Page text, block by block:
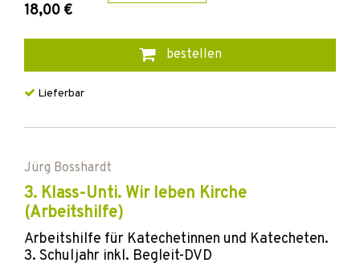
18,00 €
bestellen
Lieferbar
Jürg Bosshardt
3. Klass-Unti. Wir leben Kirche
(Arbeitshilfe)
Arbeitshilfe für Katechetinnen und Katecheten.
3. Schuljahr inkl. Begleit-DVD